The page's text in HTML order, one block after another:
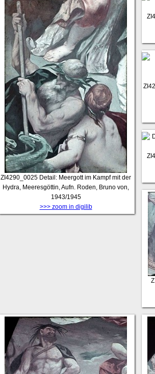
ZI4290_0025 Detail: Meergott im Kampf mit der
Hydra, Meeresgöttin, Aufn. Roden, Bruno von,
1943/1945
>>> zoom in digilib